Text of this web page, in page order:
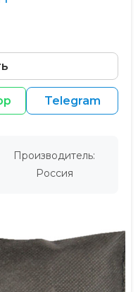
Telegram
Производитель:
Россия